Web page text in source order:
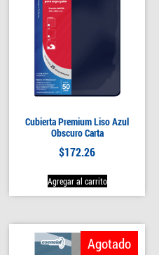
Cubierta Premium Liso Azul
Obscuro Carta
$172.26
Agregar al carrito
Agotado